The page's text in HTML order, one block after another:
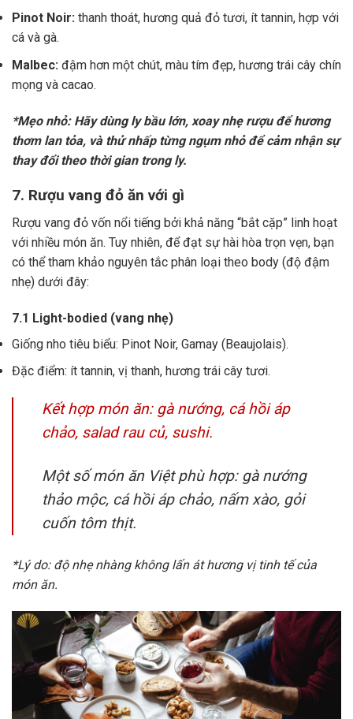
Pinot Noir: thanh thoát, hương quả đỏ tươi, ít tannin, hợp với
cá và gà.
Malbec: đậm hơn một chút, màu tím đẹp, hương trái cây chín
mọng và cacao.
*Mẹo nhỏ: Hãy dùng ly bầu lớn, xoay nhẹ rượu để hương
thơm lan tỏa, và thử nhấp từng ngụm nhỏ để cảm nhận sự
thay đổi theo thời gian trong ly.
7. Rượu vang đỏ ăn với gì
Rượu vang đỏ vốn nổi tiếng bởi khả năng “bắt cặp” linh hoạt
với nhiều món ăn. Tuy nhiên, để đạt sự hài hòa trọn vẹn, bạn
có thể tham khảo nguyên tắc phân loại theo body (độ đậm
nhẹ) dưới đây:
7.1 Light-bodied (vang nhẹ)
Giống nho tiêu biểu: Pinot Noir, Gamay (Beaujolais).
Đặc điểm: ít tannin, vị thanh, hương trái cây tươi.
Kết hợp món ăn: gà nướng, cá hồi áp
chảo, salad rau củ, sushi.
Một số món ăn Việt phù hợp: gà nướng
thảo mộc, cá hồi áp chảo, nấm xào, gỏi
cuốn tôm thịt.
*Lý do: độ nhẹ nhàng không lấn át hương vị tinh tế của
món ăn.